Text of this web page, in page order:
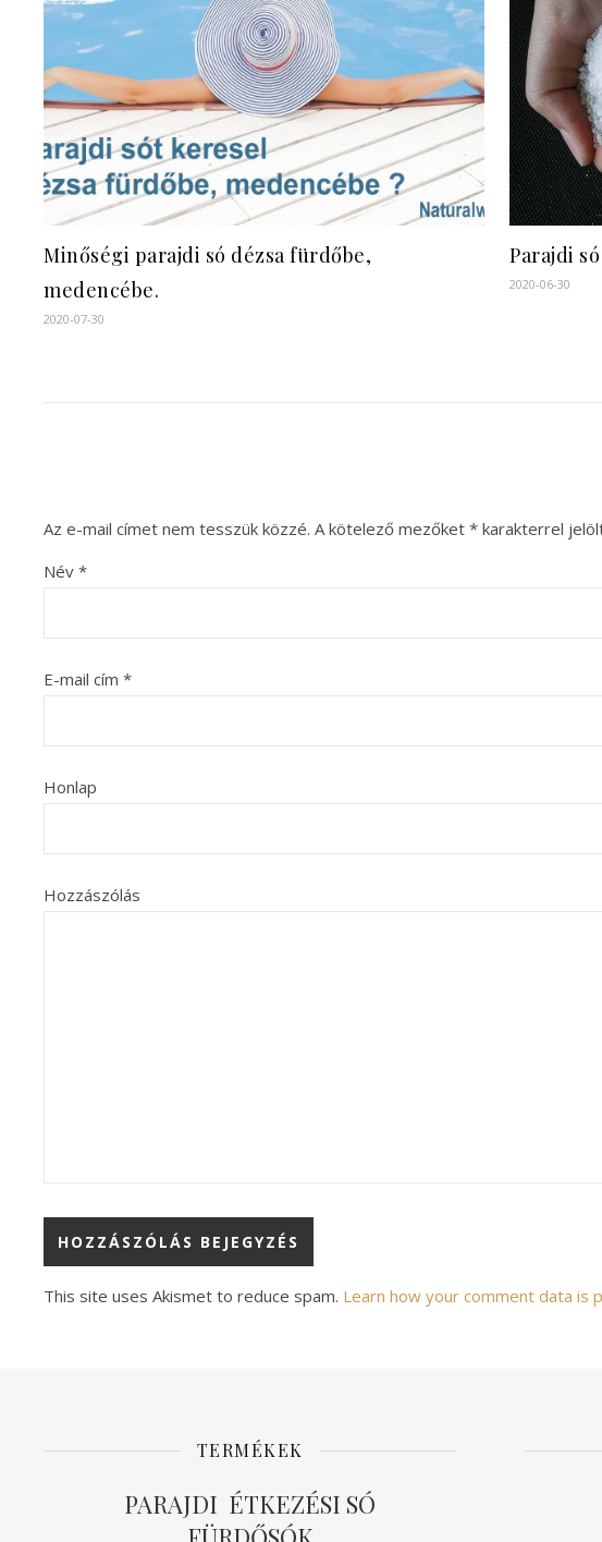
Minőségi parajdi só dézsa fürdőbe,
medencébe.
2020-07-30
Parajdi
2020-06-30
Az e-mail címet nem tesszük közzé. A kötelező mezőket * karakterrel
Név *
E-mail cím *
Honlap
Hozzászólás
Alternative:
This site uses Akismet to reduce spam. Learn how your comment data is
TERMÉKEK
PARAJDI ÉTKEZÉSI SÓ